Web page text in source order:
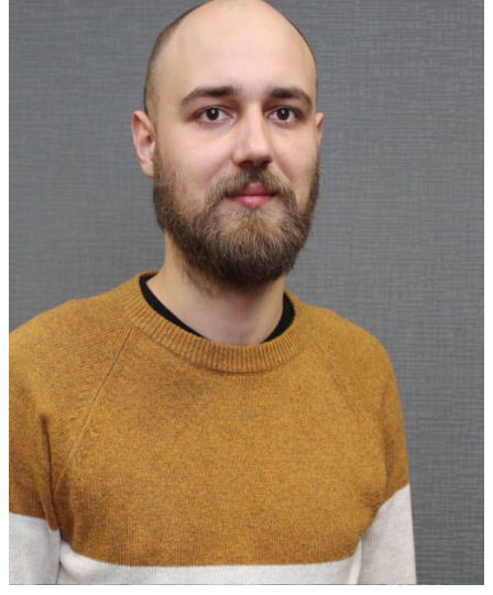
DIENSTLEISTUNGEN
Architektonische Gestaltung
Innenarchitektur
Gebäuderekonstruktion
Fassadenverkleidung
Architekturvisualisierung
Bauüberwachung
Architektur- und Designstudium
PROJEKTE
Wohngebäude
Innenräume
Kleine architektonische Formen
Öffentliche Gebäude
Industriegebäude
Umgesetzt
KONTAKTE
GERMAN
Ukrainian
English
Beginnen Sie mit der Eingabe von Text und drücken Sie
Enter, um die Suche zu starten